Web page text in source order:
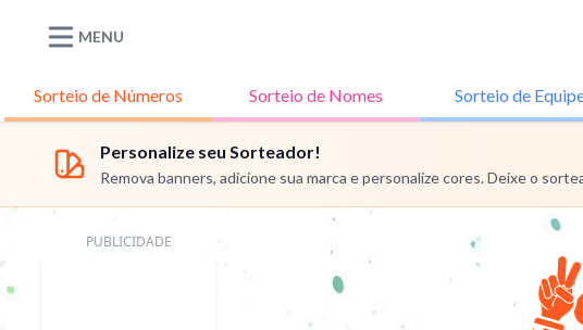
MENU
Sorteio deNúmeros Sorteio deNomes Sorteio de
Personalize seu Sorteador!
Remova banners, adicione sua marca e personalize cores. Deixe o
PUBLICIDADE